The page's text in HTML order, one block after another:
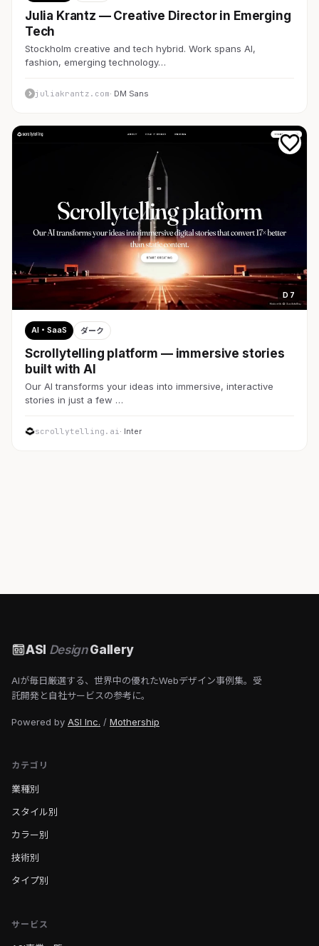
Julia Krantz — Creative Director in Emerging
Tech
Stockholm creative and tech hybrid. Work spans AI,
fashion, emerging technology…
juliakrantz.com· DM Sans
D 7
AI・SaaS ダーク
Scrollytelling platform — immersive stories
built with AI
Our AI transforms your ideas into immersive, interactive
stories in just a few …
scrollytelling.ai· Inter
ASI DesignGallery
AIが毎日厳選する、世界中の優れたWebデザイン事例集。受
託開発と自社サービスの参考に。
Powered by ASI Inc. / Mothership
カテゴリ
業種別
スタイル別
カラー別
技術別
タイプ別
サービス